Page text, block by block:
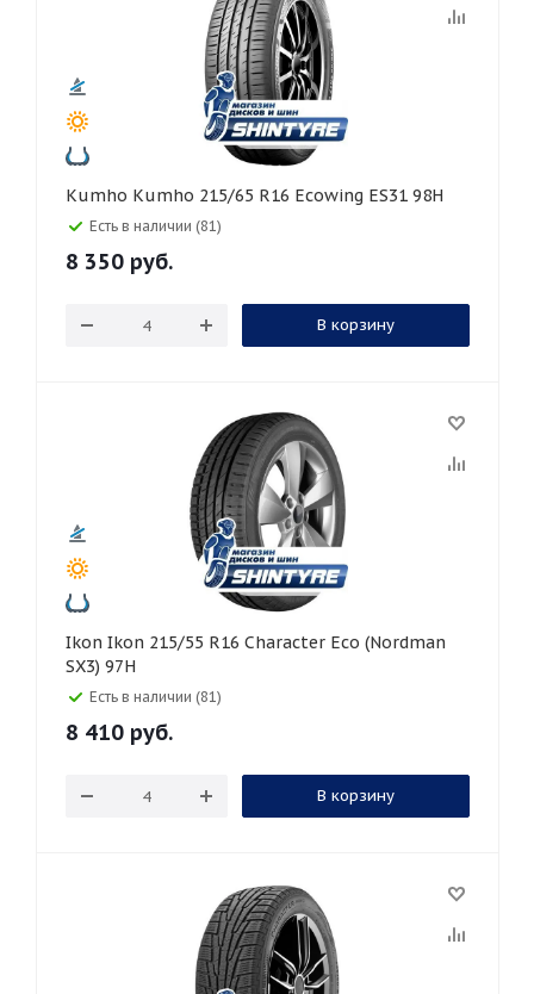
Kumho Kumho 215/65 R16 Ecowing ES31 98H
Есть в наличии (81)
8 350 руб.
В корзину
Ikon Ikon 215/55 R16 Character Eco (Nordman
SX3) 97H
Есть в наличии (81)
8 410 руб.
В корзину